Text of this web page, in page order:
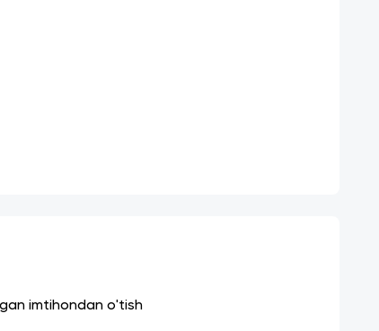
imtihondan o'tish